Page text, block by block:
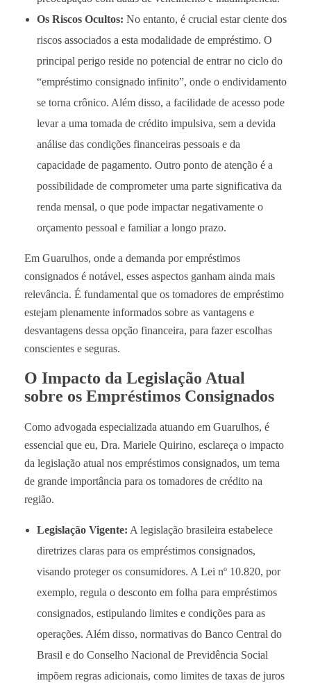
Os Riscos Ocultos: No entanto, é crucial estar ciente dos
riscos associados a esta modalidade de empréstimo. O
principal perigo reside no potencial de entrar no ciclo do
“empréstimo consignado infinito”, onde o endividamento
se torna crônico. Além disso, a facilidade de acesso pode
levar a uma tomada de crédito impulsiva, sem a devida
análise das condições financeiras pessoais e da
capacidade de pagamento. Outro ponto de atenção é a
possibilidade de comprometer uma parte significativa da
renda mensal, o que pode impactar negativamente o
orçamento pessoal e familiar a longo prazo.
Em Guarulhos, onde a demanda por empréstimos
consignados é notável, esses aspectos ganham ainda mais
relevância. É fundamental que os tomadores de empréstimo
estejam plenamente informados sobre as vantagens e
desvantagens dessa opção financeira, para fazer escolhas
conscientes e seguras.
O Impacto da Legislação Atual
sobre os Empréstimos Consignados
Como advogada especializada atuando em Guarulhos, é
essencial que eu, Dra. Mariele Quirino, esclareça o impacto
da legislação atual nos empréstimos consignados, um tema
de grande importância para os tomadores de crédito na
região.
Legislação Vigente: A legislação brasileira estabelece
diretrizes claras para os empréstimos consignados,
visando proteger os consumidores. A Lei nº 10.820, por
exemplo, regula o desconto em folha para empréstimos
consignados, estipulando limites e condições para as
operações. Além disso, normativas do Banco Central do
Brasil e do Conselho Nacional de Previdência Social
impõem regras adicionais, como limites de taxas de juros